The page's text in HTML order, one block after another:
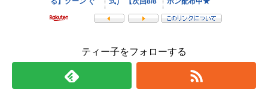
ティー子をフォローする